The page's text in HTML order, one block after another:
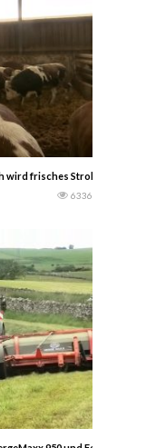
wird frisches Stroh
6336